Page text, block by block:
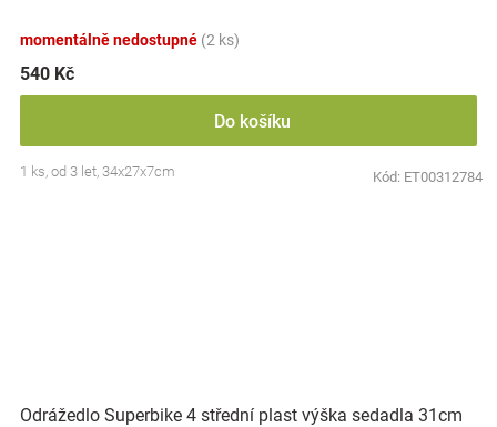
momentálně nedostupné (2 ks)
540 Kč
Do košíku
1 ks, od 3 let, 34x27x7cm Kód: ET00312784
Odrážedlo Superbike 4 střední plast výška sedadla 31cm